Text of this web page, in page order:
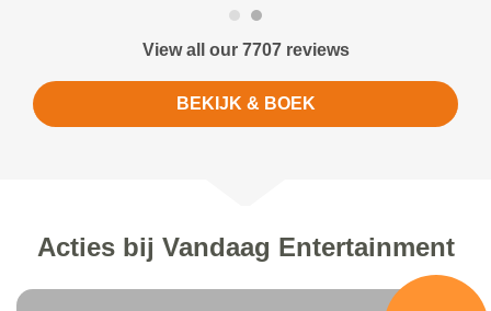
View all our 7707 reviews
BEKIJK & BOEK
Acties bij Vandaag Entertainment